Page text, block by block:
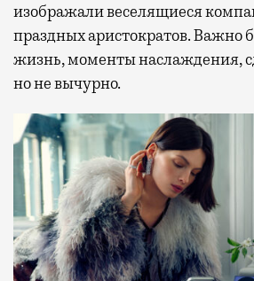
изображали веселящиеся
праздных аристократов. Важно
жизнь, моменты наслаждения,
но не вычурно.